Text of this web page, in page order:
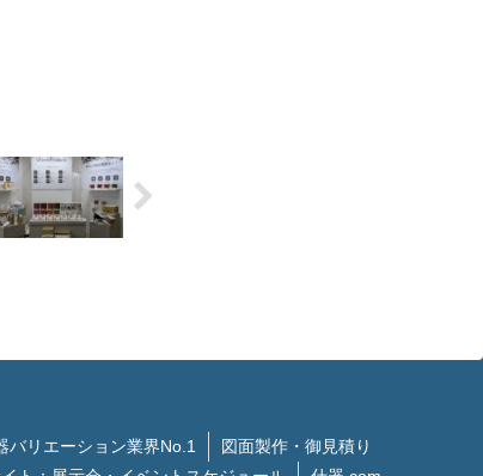
バリエーション業界No.1
図面製作・御見積り